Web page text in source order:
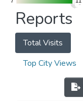
Reports
Total Visits
Top City Views